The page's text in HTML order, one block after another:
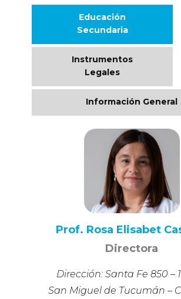
Educación
Secundaria
Instrumentos
Legales
Información General
Prof. ​Rosa Elisabet
Directora
Dirección: Santa Fe 850 –
San Miguel de Tucumán –